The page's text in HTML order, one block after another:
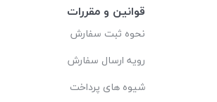
قوانین و مقررات
نحوه ثبت سفارش
رویه ارسال سفارش
شیوه های پرداخت